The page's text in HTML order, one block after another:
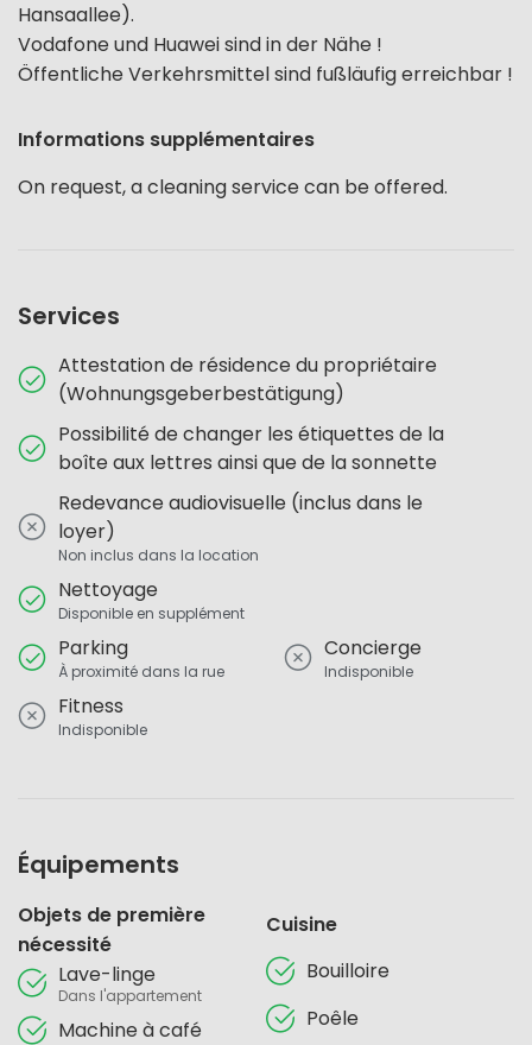
Hansaallee).
Vodafone und Huawei sind in der Nähe !
Öffentliche Verkehrsmittel sind fußläufig erreichbar !
Informations supplémentaires
On request, a cleaning service can be offered.
Services
Attestation de résidence du propriétaire
(Wohnungsgeberbestätigung)
Possibilité de changer les étiquettes de la
boîte aux lettres ainsi que de la sonnette
Redevance audiovisuelle (inclus dans le
loyer)
Non inclus dans la location
Nettoyage
Disponible en supplément
Parking
À proximité dans la rue
Concierge
Indisponible
Fitness
Indisponible
Équipements
Objets de première
nécessité
Lave-linge
Dans l'appartement
Machine à café
Cuisine
Bouilloire
Poêle